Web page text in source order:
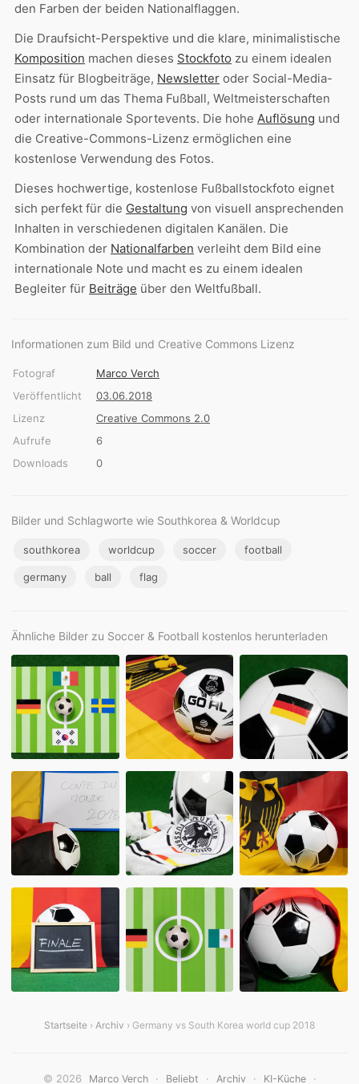
den Farben der beiden Nationalflaggen.
Die Draufsicht-Perspektive und die klare, minimalistische
Komposition machen dieses Stockfoto zu einem idealen
Einsatz für Blogbeiträge, Newsletter oder Social-Media-
Posts rund um das Thema Fußball, Weltmeisterschaften
oder internationale Sportevents. Die hohe Auflösung und
die Creative-Commons-Lizenz ermöglichen eine
kostenlose Verwendung des Fotos.
Dieses hochwertige, kostenlose Fußballstockfoto eignet
sich perfekt für die Gestaltung von visuell ansprechenden
Inhalten in verschiedenen digitalen Kanälen. Die
Kombination der Nationalfarben verleiht dem Bild eine
internationale Note und macht es zu einem idealen
Begleiter für Beiträge über den Weltfußball.
Informationen zum Bild und Creative Commons Lizenz
Fotograf
Marco Verch
Veröffentlicht
03.06.2018
Lizenz
Creative Commons 2.0
Aufrufe
6
Downloads
0
Bilder und Schlagworte wie Southkorea & Worldcup
southkorea worldcup soccer football
germany ball flag
Ähnliche Bilder zu Soccer & Football kostenlos herunterladen
Startseite › Archiv › Germany vs South Korea world cup 2018
© 2026 Marco Verch · Beliebt · Archiv · KI-Küche ·